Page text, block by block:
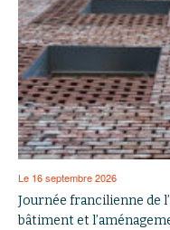
Le 16 septembre 2026
Journée francilienne de
bâtiment et